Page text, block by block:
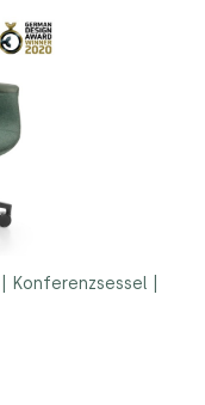
Konferenzsessel |